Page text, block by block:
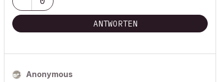
ANTWORTEN
Anonymous